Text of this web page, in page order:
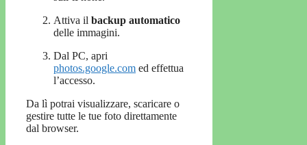
Attiva il backup automatico
delle immagini.
Dal PC, apri
photos.google.com ed effettua
l’accesso.
Da lì potrai visualizzare, scaricare o
gestire tutte le tue foto direttamente
dal browser.